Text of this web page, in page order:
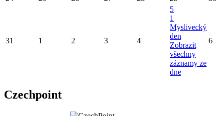
31 1 2 3 4
5
1
Myslivecký
den
Zobrazit
všechny
záznamy ze
dne
6
Czechpoint